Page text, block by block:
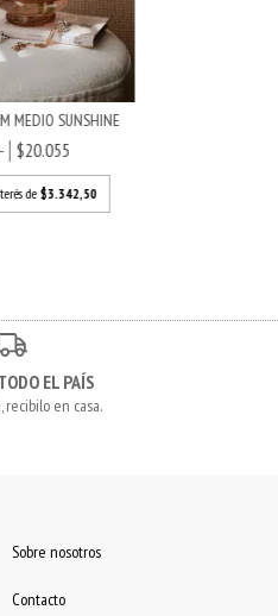
MEDIO SUNSHINE
$20.055
de $3.342,50
EL PAÍS
recibilo en casa.
Sobre nosotros
Contacto